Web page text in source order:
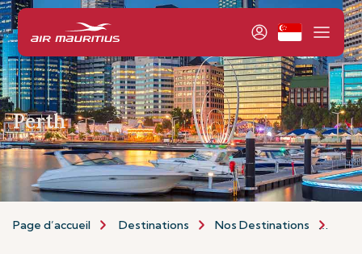
Perth
Page d’accueil Destinations Nos Destinations